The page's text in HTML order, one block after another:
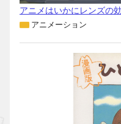
アニメはいかにレンズの
アニメーション